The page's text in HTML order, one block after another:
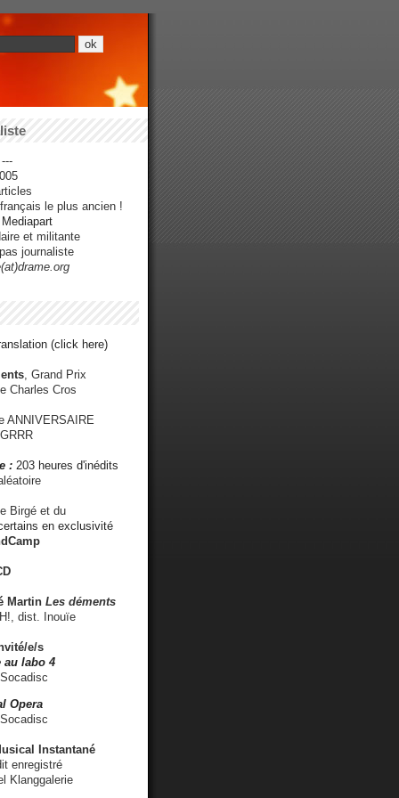
le plus ancien !
et militante
journaliste
(click here)
, Grand Prix
Charles Cros
ANNIVERSAIRE
: 203 heures d'inédits
Birgé et du
en exclusivité
Martin Les déments
dist. Inouïe
e/s
au labo 4
Opera
Instantané
enregistré
Klanggalerie